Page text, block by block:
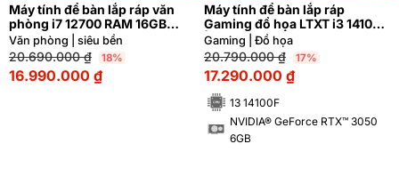
Máy tính để bàn lắp ráp văn
phòng i7 12700 RAM 16GB
M2.SSD 512GB
Văn phòng | siêu bền
20.690.000₫ 18%
16.990.000 ₫
Máy tính để bàn lắp ráp
Gaming đồ họa LTXT i3 14100F
| NVIDIA® GeForce RTX™ 3050
6GB
Gaming | Đồ họa
20.790.000₫ 17%
17.290.000 ₫
13 14100F
NVIDIA® GeForce RTX™ 3050
6GB